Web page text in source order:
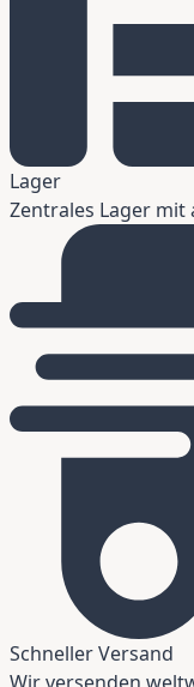
Lager
Zentrales Lager mit
Schneller Versand